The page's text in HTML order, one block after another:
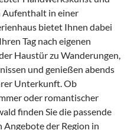
Aufenthalt in einer
bietet Ihnen dabei
Tag nach eigenen
Haustür zu Wanderungen,
und genießen abends
Unterkunft. Ob
oder romantischer
finden Sie die passende
der Region in